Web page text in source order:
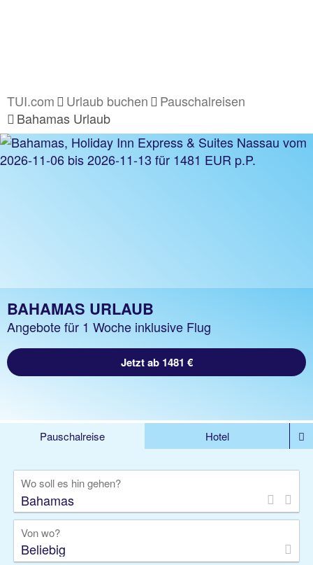
TUI.com Urlaub buchen
Pauschalreisen
Bahamas Urlaub
BAHAMAS URLAUB
Angebote für 1 Woche inklusive Flug
Jetzt ab 1481 €
Pauschalreise
Hotel
Kreuzfahrten
Rundreisen
Privattransfer
Zusatzleistungen
Wo soll es hin gehen?
Von wo?
Beliebig